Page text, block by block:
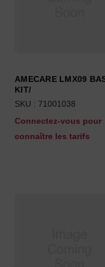
AMECARE LMX09
KIT/
SKU : 71001038
Connectez-vous pour
connaître les tarifs